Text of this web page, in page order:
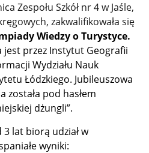
Zespołu Szkół nr 4 w Jaśle,
zakwalifikowała się
Wiedzyo Turystyce.
przez Instytut Geografii
Wydziału Nauk
Łódzkiego. Jubileuszowa
została pod hasłem
dżungli”.
lat biorą udział w
wyniki: